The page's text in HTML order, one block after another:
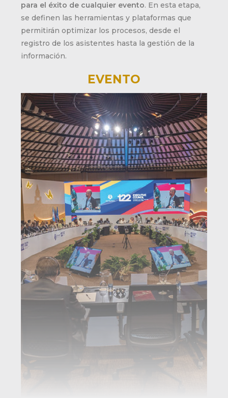
para el éxito de cualquier evento. En esta etapa,
se definen las herramientas y plataformas que
permitirán optimizar los procesos, desde el
registro de los asistentes hasta la gestión de la
información.
EVENTO